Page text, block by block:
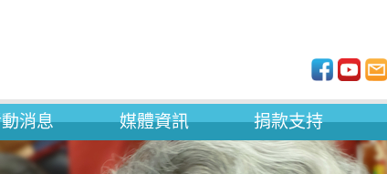
消息 媒體資訊 捐款支持